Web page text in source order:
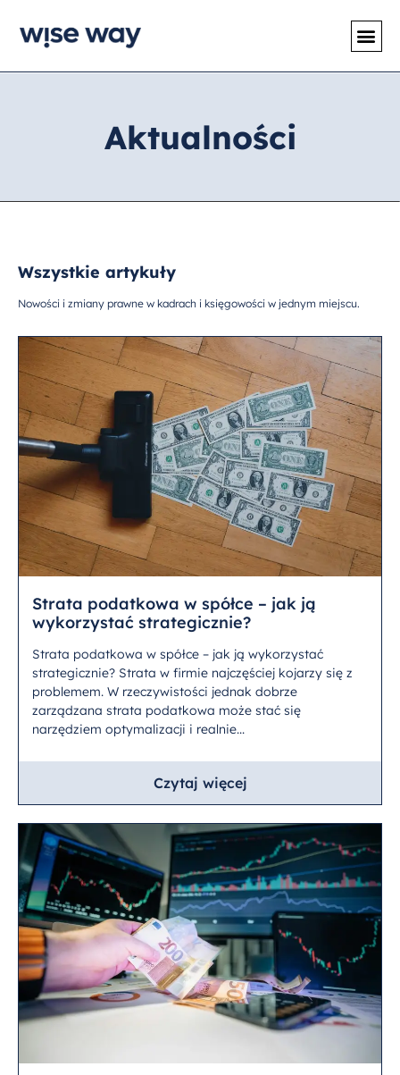
Aktualności
Wszystkie artykuły
Nowości i zmiany prawne w kadrach i księgowości w jednym miejscu.
Strata podatkowa w spółce – jak ją
wykorzystać strategicznie?
Strata podatkowa w spółce – jak ją wykorzystać
strategicznie? Strata w firmie najczęściej kojarzy się z
problemem. W rzeczywistości jednak dobrze
zarządzana strata podatkowa może stać się
narzędziem optymalizacji i realnie...
Czytaj więcej